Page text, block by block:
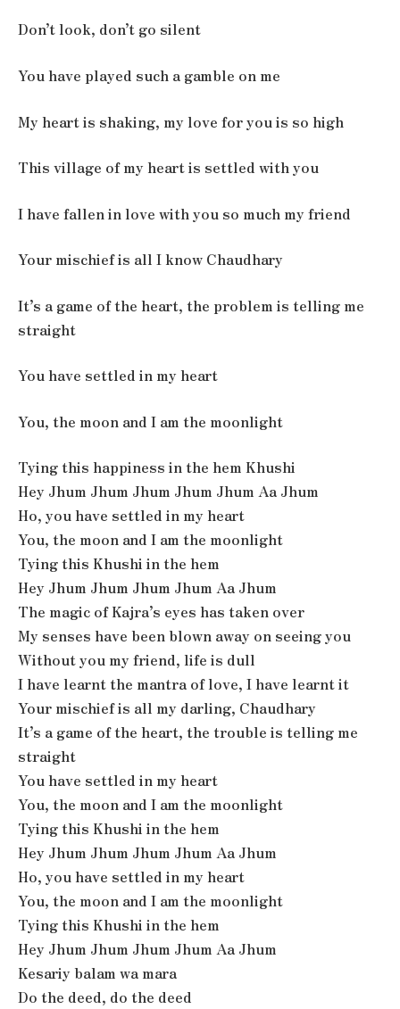
Don’t look, don’t go silent
You have played such a gamble on me
My heart is shaking, my love for you is so high
This village of my heart is settled with you
I have fallen in love with you so much my friend
Your mischief is all I know Chaudhary
It’s a game of the heart, the problem is telling me
straight
You have settled in my heart
You, the moon and I am the moonlight
Tying this happiness in the hem Khushi
Hey Jhum Jhum Jhum Jhum Jhum Aa Jhum
Ho, you have settled in my heart
You, the moon and I am the moonlight
Tying this Khushi in the hem
Hey Jhum Jhum Jhum Jhum Aa Jhum
The magic of Kajra’s eyes has taken over
My senses have been blown away on seeing you
Without you my friend, life is dull
I have learnt the mantra of love, I have learnt it
Your mischief is all my darling, Chaudhary
It’s a game of the heart, the trouble is telling me
straight
You have settled in my heart
You, the moon and I am the moonlight
Tying this Khushi in the hem
Hey Jhum Jhum Jhum Jhum Aa Jhum
Ho, you have settled in my heart
You, the moon and I am the moonlight
Tying this Khushi in the hem
Hey Jhum Jhum Jhum Jhum Aa Jhum
Kesariy balam wa mara
Do the deed, do the deed